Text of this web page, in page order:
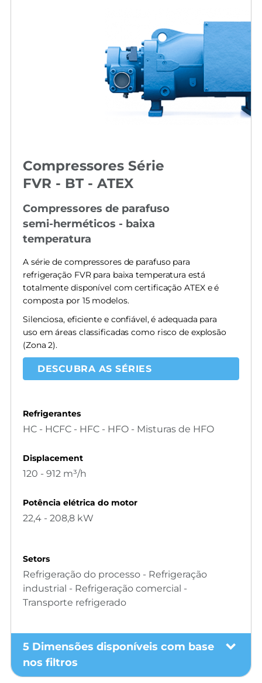
Compressores Série
FVR - BT - ATEX
Compressores de parafuso
semi-herméticos - baixa
temperatura
A série de compressores de parafuso para
refrigeração FVR para baixa temperatura está
totalmente disponível com certificação ATEX e é
composta por 15 modelos.
Silenciosa, eficiente e confiável, é adequada para
uso em áreas classificadas como risco de explosão
(Zona 2).
DESCUBRA AS SÉRIES
Refrigerantes
HC - HCFC - HFC - HFO - Misturas de HFO
Displacement
120 - 912 m³/h
Potência elétrica do motor
22,4 - 208,8 kW
Setors
Refrigeração do processo - Refrigeração
industrial - Refrigeração comercial -
Transporte refrigerado
5 Dimensões disponíveis com base
nos filtros